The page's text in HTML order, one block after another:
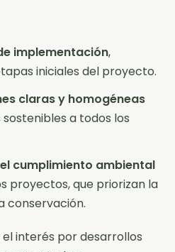
implementación,
iniciales del proyecto.
claras y homogéneas
a todos los
cumplimiento ambiental
proyectos, que priorizan la
conservación.
interés por desarrollos